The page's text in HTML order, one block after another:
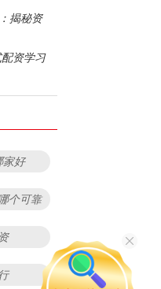
揭秘资
资学习
家好
个可靠